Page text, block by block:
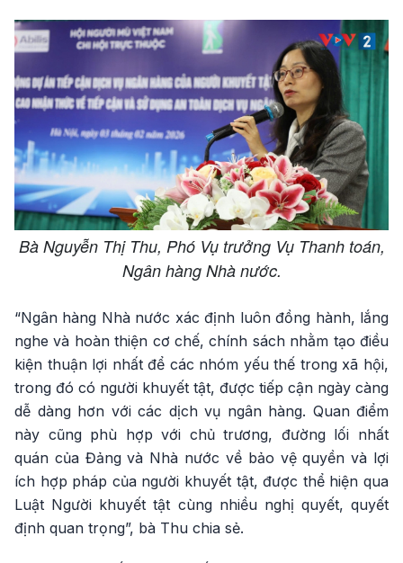
Bà Nguyễn Thị Thu, Phó Vụ trưởng Vụ Thanh toán,
Ngân hàng Nhà nước.
“Ngân hàng Nhà nước xác định luôn đồng hành, lắng
nghe và hoàn thiện cơ chế, chính sách nhằm tạo điều
kiện thuận lợi nhất để các nhóm yếu thế trong xã hội,
trong đó có người khuyết tật, được tiếp cận ngày càng
dễ dàng hơn với các dịch vụ ngân hàng. Quan điểm
này cũng phù hợp với chủ trương, đường lối nhất
quán của Đảng và Nhà nước về bảo vệ quyền và lợi
ích hợp pháp của người khuyết tật, được thể hiện qua
Luật Người khuyết tật cùng nhiều nghị quyết, quyết
định quan trọng”, bà Thu chia sẻ.